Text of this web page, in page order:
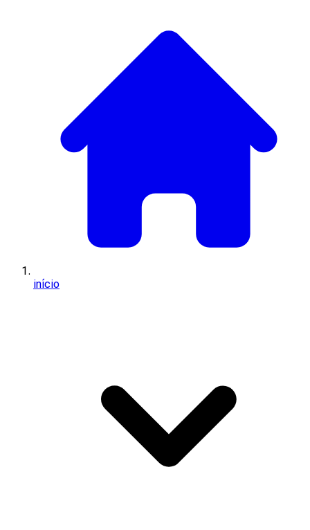
início